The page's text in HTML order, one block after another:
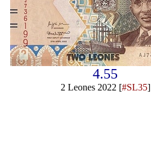
4.55
2 Leones 2022 [#SL35]